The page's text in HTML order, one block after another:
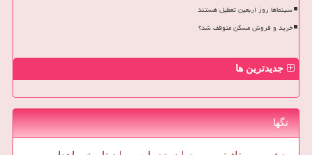
سینماها روز اربعین تعطیل هستند
خرید و فروش مسکن متوقف شد؟
جدیدترین ها
تگها